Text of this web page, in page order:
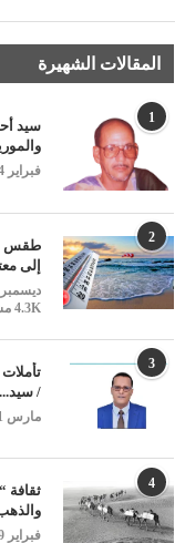
المقالات الشهيرة
1
سيد
فبراير 24, 2025
2
طقس
إلى
ديسمبر 25, 2025
4.3K مشاهدات
3
/ سيد...
مارس 31, 2024
4
ثقافة
فبراير 9, 2025